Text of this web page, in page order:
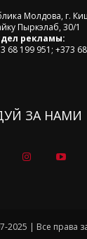
Молдова, г.
Пыркэлаб, 30/1
рекламы:
68 199 951; +373
ЗА НАМИ
2025 | Все права